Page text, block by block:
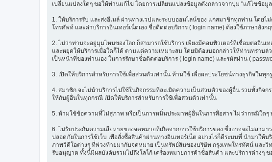
เปลี่ยนแปลงใดๆ ขอให้ท่านแก้ไข โดยการเปลี่ยนแปลงข้อมูลดังกล่าวจากปุ่ม "แก้ไขข้อมู
1. ให้บริการรับ และส่งอีเมล์ ผ่านทางเวปและระบบออนไลน์ของ แก่สมาชิกทุกท่าน โด
โทรศัพท์ และค่าบริการอินเทอร์เน็ตเอง ชื่อติดต่อบริการ ( login name) ต้องใช้ภาษาอัง
2. ไม่ว่าท่านจะอยู่มุมไหนของโลก ก็สามารถใช้บริการ เพียงมีคอมพิวเตอร์ที่เชื่อมต่ออิน
และหยุดให้บริการเมื่อใดก็ได้ ตามแต่ความเหมาะสม โดยมิต้องบอกกล่าวให้ท่านทราบ
เป็นหน้าที่ของท่านเอง ในการรักษาชื่อติดต่อบริการ ( login name) และรหัสผ่าน (
3. เปิดให้บริการสำหรับการใช้เพื่อส่วนตัวเท่านั้น ห้ามใช้ เพื่อผลประโยชน์ทางธุรกิจใ
4. สมาชิก จะไม่นำบริการไปใช้ในกิจกรรมที่ละเมิดความเป็นส่วนตัวของผู้อื่น รวมทั้งกิ
ให้กับผู้อื่นในทุกกรณี เปิดให้บริการสำหรับการใช้เพื่อส่วนตัวเท่านั้น
5. ห้ามใช้ข้อความที่ไม่สุภาพ หรือเป็นการหมิ่นประมาทผู้อื่นในการสื่อสาร ไม่ว่ากรณีใดๆ
6. ไม่รับประกันความเสียหายของจดหมายที่เกิดจากการใช้บริการของ ซึ่งอาจจะไม่สาม
ปลอดภัยในการใช้เว็บ เพื่อสั่งซื้อสินค้าผ่านทางอินเทอร์เน็ต อย่างไรก็ดีระบบที่ นำมาใ
ภาพวิดีโอต่างๆ ที่พ่วงท้ายมากับจดหมาย เป็นทรัพย์สินของบริษัท กรุงเทพโทรทัศน์ และ
รับอนุญาต ทั้งนี้มีผลบังคับรวมไปถึงโลโก้ เครื่องหมายการค้าชื่อสินค้า และบริการต่างๆ ข